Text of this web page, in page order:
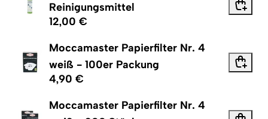
Reinigungsmittel
12,00 €
Moccamaster Papierfilter Nr. 4
weiß - 100er Packung
4,90 €
Moccamaster Papierfilter Nr. 4